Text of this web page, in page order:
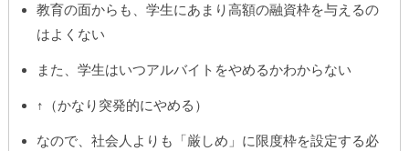
教育の面からも、学生にあまり高額の融資枠を与えるの
はよくない
また、学生はいつアルバイトをやめるかわからない
↑（かなり突発的にやめる）
なので、社会人よりも「厳しめ」に限度枠を設定する必